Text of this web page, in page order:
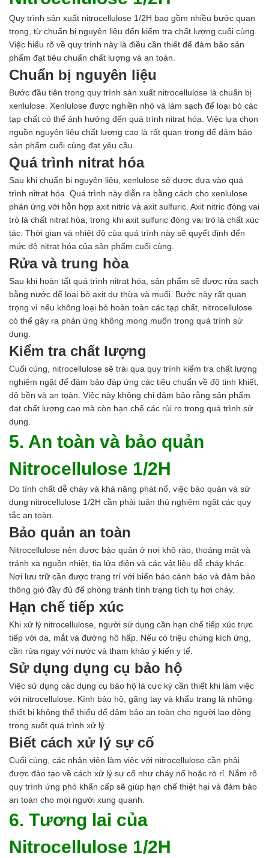
Quy trình sản xuất nitrocellulose 1/2H bao gồm nhiều bước quan
trọng, từ chuẩn bị nguyên liệu đến kiểm tra chất lượng cuối cùng.
Việc hiểu rõ về quy trình này là điều cần thiết để đảm bảo sản
phẩm đạt tiêu chuẩn chất lượng và an toàn.
Chuẩn bị nguyên liệu
Bước đầu tiên trong quy trình sản xuất nitrocellulose là chuẩn bị
xenlulose. Xenlulose được nghiền nhỏ và làm sạch để loại bỏ các
tạp chất có thể ảnh hưởng đến quá trình nitrat hóa. Việc lựa chọn
nguồn nguyên liệu chất lượng cao là rất quan trọng để đảm bảo
sản phẩm cuối cùng đạt yêu cầu.
Quá trình nitrat hóa
Sau khi chuẩn bị nguyên liệu, xenlulose sẽ được đưa vào quá
trình nitrat hóa. Quá trình này diễn ra bằng cách cho xenlulose
phản ứng với hỗn hợp axit nitric và axit sulfuric. Axit nitric đóng vai
trò là chất nitrat hóa, trong khi axit sulfuric đóng vai trò là chất xúc
tác. Thời gian và nhiệt độ của quá trình này sẽ quyết định đến
mức độ nitrat hóa của sản phẩm cuối cùng.
Rửa và trung hòa
Sau khi hoàn tất quá trình nitrat hóa, sản phẩm sẽ được rửa sạch
bằng nước để loại bỏ axit dư thừa và muối. Bước này rất quan
trọng vì nếu không loại bỏ hoàn toàn các tạp chất, nitrocellulose
có thể gây ra phản ứng không mong muốn trong quá trình sử
dụng.
Kiểm tra chất lượng
Cuối cùng, nitrocellulose sẽ trải qua quy trình kiểm tra chất lượng
nghiêm ngặt để đảm bảo đáp ứng các tiêu chuẩn về độ tinh khiết,
độ bền và an toàn. Việc này không chỉ đảm bảo rằng sản phẩm
đạt chất lượng cao mà còn hạn chế các rủi ro trong quá trình sử
dụng.
5. An toàn và bảo quản
Nitrocellulose 1/2H
Do tính chất dễ cháy và khả năng phát nổ, việc bảo quản và sử
dụng nitrocellulose 1/2H cần phải tuân thủ nghiêm ngặt các quy
tắc an toàn.
Bảo quản an toàn
Nitrocellulose nên được bảo quản ở nơi khô ráo, thoáng mát và
tránh xa nguồn nhiệt, tia lửa điện và các vật liệu dễ cháy khác.
Nơi lưu trữ cần được trang trí với biển báo cảnh báo và đảm bảo
thông gió đầy đủ để phòng tránh tình trạng tích tụ hơi cháy.
Hạn chế tiếp xúc
Khi xử lý nitrocellulose, người sử dụng cần hạn chế tiếp xúc trực
tiếp với da, mắt và đường hô hấp. Nếu có triệu chứng kích ứng,
cần rửa ngay với nước và tham khảo ý kiến y tế.
Sử dụng dụng cụ bảo hộ
Việc sử dụng các dụng cụ bảo hộ là cực kỳ cần thiết khi làm việc
với nitrocellulose. Kính bảo hộ, găng tay và khẩu trang là những
thiết bị không thể thiếu để đảm bảo an toàn cho người lao động
trong suốt quá trình xử lý.
Biết cách xử lý sự cố
Cuối cùng, các nhân viên làm việc với nitrocellulose cần phải
được đào tạo về cách xử lý sự cố như cháy nổ hoặc rò rỉ. Nắm rõ
quy trình ứng phó khẩn cấp sẽ giúp hạn chế thiệt hại và đảm bảo
an toàn cho mọi người xung quanh.
6. Tương lai của
Nitrocellulose 1/2H